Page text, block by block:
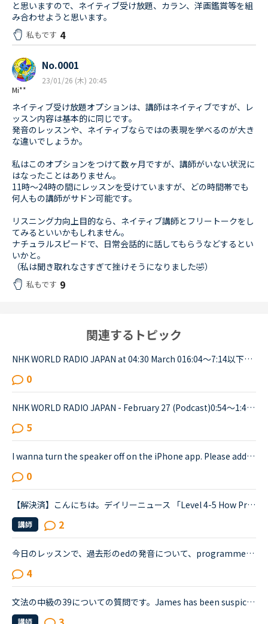
と思いますので、ネイティブ受け放題、カラン、洋画鑑賞等を組
み合わせようと思います。
私もです 4
Mi**
No.0001
23/01/26 (木) 20:45
ネイティブ受け放題オプションは、講師はネイティブですが、レ
ッスン内容は基本的に同じです。
発音のレッスンや、ネイティブならではの表現を学べるのが大き
な違いでしょうか。
私はこのオプションをつけて数ヶ月ですが、講師がいない状況に
はなったことはありません。
11時〜24時の間にレッスンを受けていますが、どの時間帯でも
何人もの講師がサドン可能です。
リスニング力向上目的なら、ネイティブ講師とフリートークをし
てみるといいかもしれません。
ナチュラルスピードで、日常会話的に話してもらうなどするとい
いかと。
（私は聞き取れなさすぎて挫けそうになりました🤣）
私もです 9
関連するトピック
NHK WORLD RADIO JAPAN at 04:30 March 016:04～7:14以下が音声をディクテーションしたものでしたが、音源が削除されてしまったので、このトピック自体をスルーしてください。An international research team of ...
0
NHK WORLD RADIO JAPAN - February 27 (Podcast)0:54～1:49The Japanese government is studying additional measures to prop up the tourist industry and smaller businesses hit hard by the spread of a ne...
5
I wanna turn the speaker off on the iPhone app. Please add a function to kill the speaker on the app.Very loud voice of tutors is coming from the speaker while tutors can not be hearing voice of us...
0
【解決済】こんにちは。デイリーニュース 「Level 4-5 How Processed Food Helped Humanity」 の第2パラグラフ、The small size of teeth in early humans can only be explained by food becoming easier to eat...
講師 2
今日のレッスンで、過去形のedの発音について、programmedやbeamedのようにmのあとにedが続く場合は、最後の部分は（ｂ）のように発音すると先生が説明し、programmed(b)とチャットボックスに書き入れ、プログラ...
4
文法の中級の39についての質問です。James has been suspicious about Andrew's strange behavior lately.James「 Frankly, I don't know why you are still going to that farm. You were only going there for ...
講師